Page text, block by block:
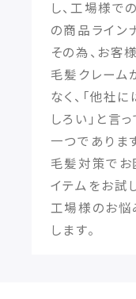
し、工場様で
の商品ライン
その為、お客
毛髪クレーム
なく、「他社
しろい」と言
一つでありま
毛髪対策でお
イテムをお試
工場様のお悩
します。